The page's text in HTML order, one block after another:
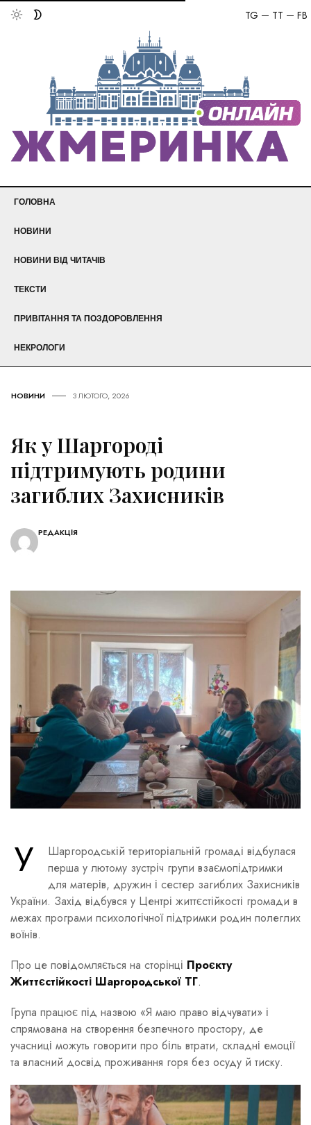
FB
TT
TG
ГОЛОВНА
НОВИНИ
НОВИНИ ВІД ЧИТАЧІВ
ТЕКСТИ
ПРИВІТАННЯ ТА ПОЗДОРОВЛЕННЯ
НЕКРОЛОГИ
НОВИНИ 3 ЛЮТОГО, 2026
Як у Шаргороді
підтримують родини
загиблих Захисників
РЕДАКЦІЯ
У
Шаргородській територіальній громаді відбулася
перша у лютому зустріч групи взаємопідтримки
для матерів, дружин і сестер загиблих Захисників
України. Захід відбувся у Центрі життєстійкості громади в
межах програми психологічної підтримки родин полеглих
воїнів.
Про це повідомляється на сторінці Проєкту
Життєстійкості Шаргородської ТГ.
Група працює під назвою «Я маю право відчувати» і
спрямована на створення безпечного простору, де
учасниці можуть говорити про біль втрати, складні емоції
та власний досвід проживання горя без осуду й тиску.